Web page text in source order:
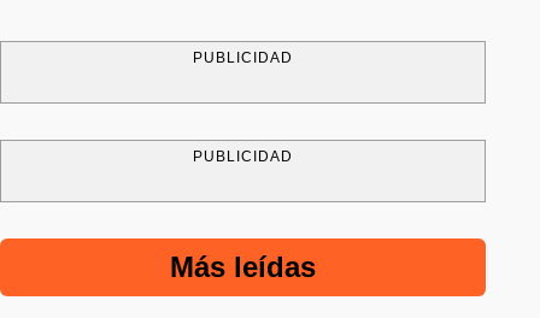
PUBLICIDAD
PUBLICIDAD
Más leídas